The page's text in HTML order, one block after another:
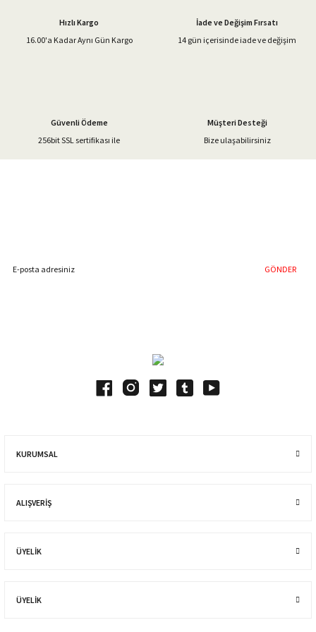
Ürün bilgilerinde hatalar bulunuyor.
Gönder
Hızlı Kargo
16.00'a Kadar Aynı Gün Kargo
İade ve Değişim Fırsatı
14 gün içerisinde iade ve değişim
Güvenli Ödeme
256bit SSL sertifikası ile
Müşteri Desteği
Bize ulaşabilirsiniz
GÖNDER
KURUMSAL
ALIŞVERIŞ
ÜYELİK
ÜYELİK